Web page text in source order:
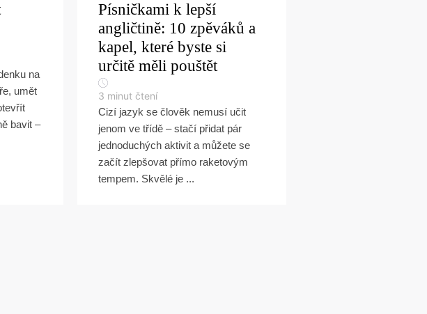
na
umět
bavit –
Písničkami k lepší
angličtině: 10 zpěváků a
kapel, které byste si
určitě měli pouštět
3 minut čtení
Cizí jazyk se člověk nemusí učit
jenom ve třídě – stačí přidat pár
jednoduchých aktivit a můžete se
začít zlepšovat přímo raketovým
tempem. Skvělé je ...